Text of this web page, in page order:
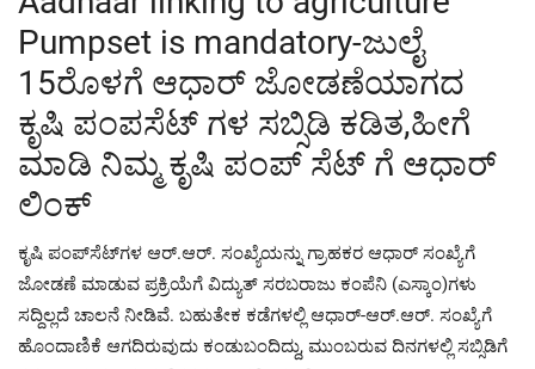
Finance
Contact
ರೈತರ ಯಶೋಗಾಥೆಗಳು
Krushi Rushi
ಮುಂದಿನ 5 ದಿನಗಳ ಮಳೆ ಮಾಹಿತಿ
Pumpset is mandatory-ಜುಲೈ
15ರೊಳಗೆ ಆಧಾರ್ ಜೋಡಣೆಯಾಗದ
ಕೃಷಿ ಪಂಪಸೆಟ್ ಗಳ ಸಬ್ಸಿಡಿ ಕಡಿತ,ಹೀಗೆ
ಮಾಡಿ ನಿಮ್ಮ ಕೃಷಿ ಪಂಪ್ ಸೆಟ್ ಗೆ ಆಧಾರ್
ಲಿಂಕ್
ಕೃಷಿ ಪಂಪ್‌ಸೆಟ್‌ಗಳ ಆರ್‌.ಆರ್‌. ಸಂಖ್ಯೆಯನ್ನು ಗ್ರಾಹಕರ ಆಧಾರ್‌ ಸಂಖ್ಯೆಗೆ
ಜೋಡಣೆ ಮಾಡುವ ಪ್ರಕ್ರಿಯೆಗೆ ವಿದ್ಯುತ್‌ ಸರಬರಾಜು ಕಂಪೆನಿ (ಎಸ್ಕಾಂ)ಗಳು
ಸದ್ದಿಲ್ಲದೆ ಚಾಲನೆ ನೀಡಿವೆ. ಬಹುತೇಕ ಕಡೆಗಳಲ್ಲಿ ಆಧಾರ್‌-ಆರ್‌.ಆರ್‌. ಸಂಖ್ಯೆಗೆ
ಹೊಂದಾಣಿಕೆ ಆಗದಿರುವುದು ಕಂಡುಬಂದಿದ್ದು, ಮುಂಬರುವ ದಿನಗಳಲ್ಲಿ ಸಬ್ಸಿಡಿಗೆ